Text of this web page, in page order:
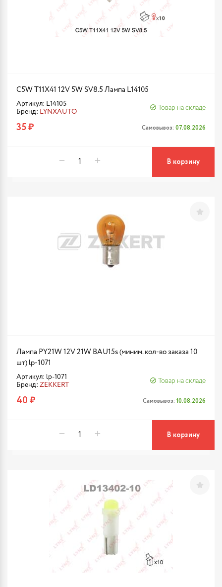
C5W T11X41 12V 5W SV8.5 Лампа L14105
Артикул: L14105
Бренд: LYNXAUTO
Товар на складе
35 ₽ Самовывоз: 07.08.2026
В корзину
Лампа PY21W 12V 21W BAU15s (миним. кол-во заказа 10
шт) lp-1071
Артикул: lp-1071
Бренд: ZEKKERT
Товар на складе
40 ₽ Самовывоз: 10.08.2026
В корзину